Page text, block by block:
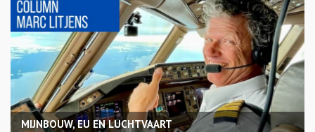
MIJNBOUW, EU EN LUCHTVAART